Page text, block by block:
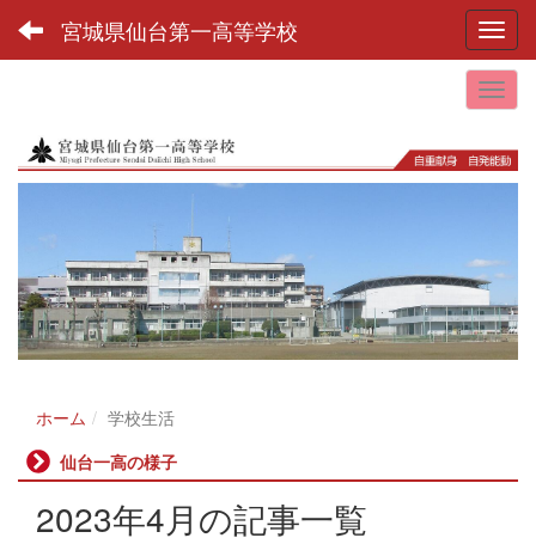
宮城県仙台第一高等学校
ホーム
学校生活
仙台一高の様子
2023年4月の記事一覧